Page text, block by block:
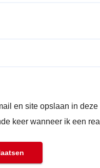
en site opslaan in
keer wanneer ik een